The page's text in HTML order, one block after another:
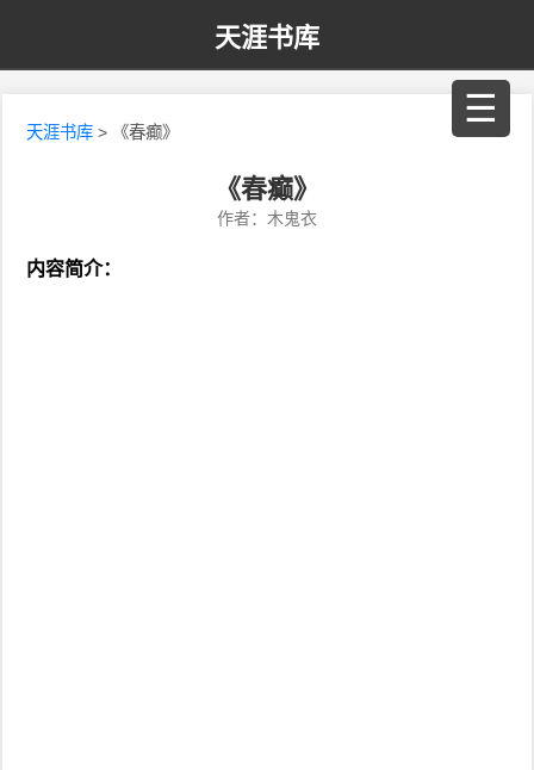
天涯书库
☰
天涯书库 > 《春癫》
《春癫》
作者：木鬼衣
内容简介：